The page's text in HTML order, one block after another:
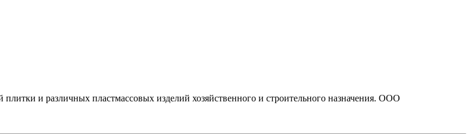
и различных пластмассовых изделий хозяйственного и строительного назначения. OOO